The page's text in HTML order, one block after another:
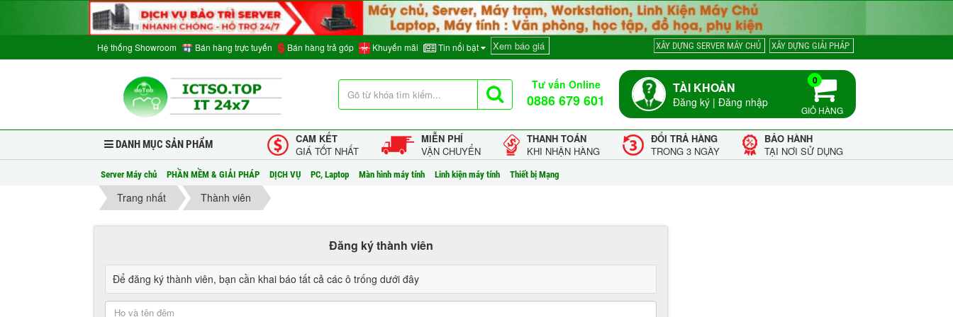
Hệ thống Showroom Bán hàng trực tuyến Bán hàng trả góp Khuyến mãi Tin nổi bật Xem báo giá XÂY DỰNG SERVER MÁY CHỦ XÂY DỰNG GIẢI PHÁP
Tư vấn Online
0886 679 601
TÀI KHOẢN
Đăng ký | Đăng nhập
0
GIỎ HÀNG
DANH MỤC SẢN PHẨM
CAM KẾT
GIÁ TỐT NHẤT
MIỄN PHÍ
VẬN CHUYỂN
THANH TOÁN
KHI NHẬN HÀNG
ĐỔI TRẢ HÀNG
TRONG 3 NGÀY
BẢO HÀNH
TẠI NƠI SỬ DỤNG
Server Máy chủ PHẦN MỀM & GIẢI PHÁP DỊCH VỤ PC, Laptop Màn hình máy tính Linh kiện máy tính Thiết bị Mạng
Trang nhất Thành viên
Đăng ký thành viên
Để đăng ký thành viên, bạn cần khai báo tất cả các ô trống dưới đây